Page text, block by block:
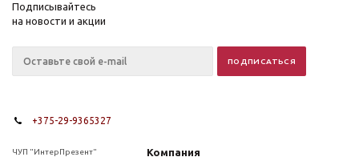
Подписывайтесь
на новости и акции
+375-29-9365327
ЧУП "ИнтерПрезент"
Компания